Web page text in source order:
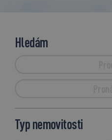
Hledám
Typ nemovitosti